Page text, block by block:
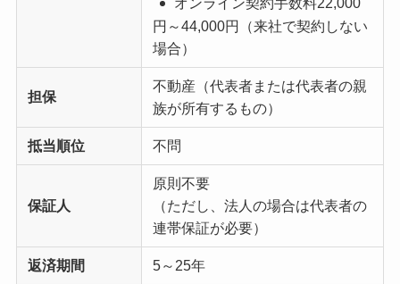
円～44,000円（来社で契約しない
場合）
担保
不動産（代表者または代表者の親
族が所有するもの）
抵当順位 不問
保証人
原則不要
（ただし、法人の場合は代表者の
連帯保証が必要）
返済期間 5～25年